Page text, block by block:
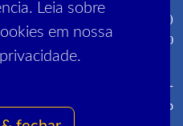
Leia sobre
em nossa
030 (próximo ao metrô Cinelândia)
Grande - CEP 23052-220
Sinpro-
Rio